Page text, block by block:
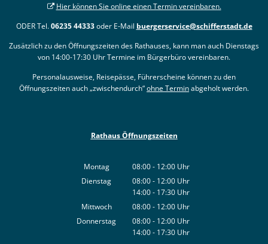
Hier können Sie online einen Termin vereinbaren.
ODER Tel.06235 44333oder E-Mail buergerservice@schifferstadt.de
Zusätzlich zu den Öffnungszeiten des Rathauses, kann man auch Dienstags
von 14:00-17:30 Uhr Termine im Bürgerbüro vereinbaren.
Personalausweise, Reisepässe, Führerscheine können zu den
Öffnungszeiten auch „zwischendurch“ohne Terminabgeholt werden.
Rathaus Öffnungszeiten
Montag 08:00- 12:00 Uhr
Von 08:00 bis 12:00 Uhr
Dienstag 08:00- 12:00 Uhr
Von 08:00 bis 12:00 Uhr
14:00- 17:30 Uhr
Von 14:00 bis 17:30 Uhr
Mittwoch 08:00- 12:00 Uhr
Von 08:00 bis 12:00 Uhr
Donnerstag 08:00- 12:00 Uhr
Von 08:00 bis 12:00 Uhr
14:00- 17:30 Uhr